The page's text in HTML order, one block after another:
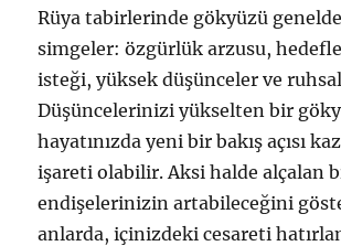
Rüya tabirlerinde gökyüzü
simgeler: özgürlük arzusu,
isteği, yüksek düşünceler ve
Düşüncelerinizi yükselten bir
hayatınızda yeni bir bakış açısı
işareti olabilir. Aksi halde alçalan
endişelerinizin artabileceğini
anlarda, içinizdeki cesareti